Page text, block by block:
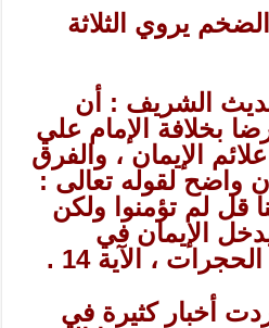
يروي الثلاثة
الشريف : أن
بخلافة الإمام علي
الإيمان ، والفرق
واضح لقوله تعالى :
قل لم تؤمنوا ولكن
الإيمان في
، الآية 14 .
أخبار كثيرة في